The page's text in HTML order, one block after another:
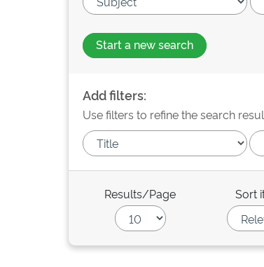
Start a new search
Add filters:
Use filters to refine the search
Results/Page Sort